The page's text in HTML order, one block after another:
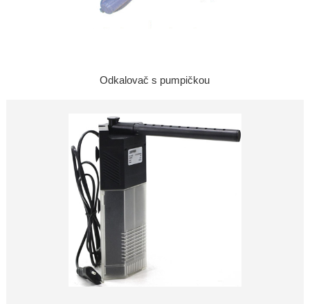
Odkalovač s pumpičkou